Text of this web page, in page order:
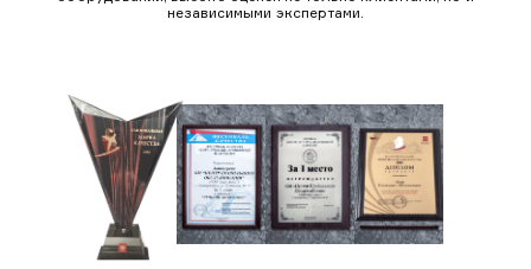
независимыми экспертами.